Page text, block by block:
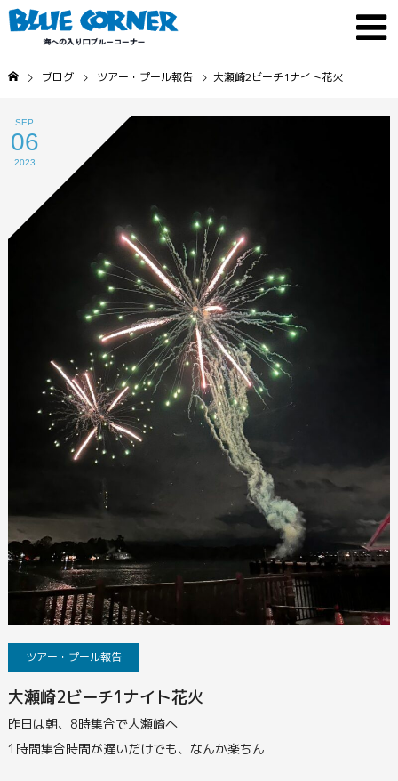
ブログ ツアー・プール報告 大瀬崎2ビーチ1ナイト花火
SEP
06
2023
ツアー・プール報告
大瀬崎2ビーチ1ナイト花火
昨日は朝、8時集合で大瀬崎へ
1時間集合時間が遅いだけでも、なんか楽ちん